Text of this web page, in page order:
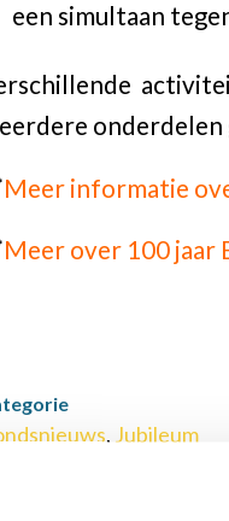
een simultaan
Meer informatie
Meer over 100 jaar
, Jubileum